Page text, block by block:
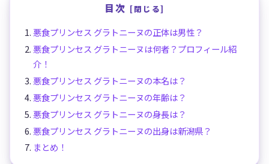
目次
悪食プリンセス グラトニーヌの正体は男性？
悪食プリンセス グラトニーヌは何者？プロフィール紹
介！
悪食プリンセス グラトニーヌの本名は？
悪食プリンセス グラトニーヌの年齢は？
悪食プリンセス グラトニーヌの身長は？
悪食プリンセス グラトニーヌの出身は新潟県？
まとめ！